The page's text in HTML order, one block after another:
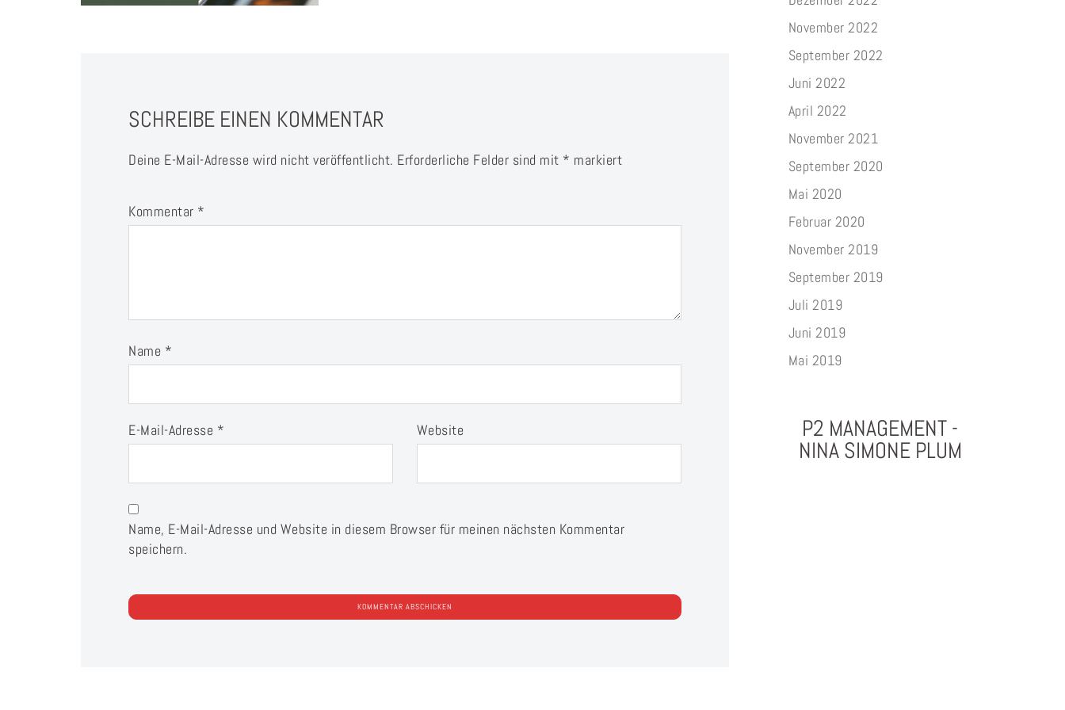
SCHREIBE EINEN KOMMENTAR
Deine E-Mail-Adresse wird nicht veröffentlicht. Erforderliche Felder sind mit * markiert
Kommentar *
Name *
E-Mail-Adresse * Website
Name, E-Mail-Adresse und Website in diesem Browser für meinen nächsten Kommentar
speichern.
November 2022
September 2022
Juni 2022
April 2022
November 2021
September 2020
Mai 2020
Februar 2020
November 2019
September 2019
Juli 2019
Juni 2019
Mai 2019
P2 MANAGEMENT -
NINA SIMONE PLUM